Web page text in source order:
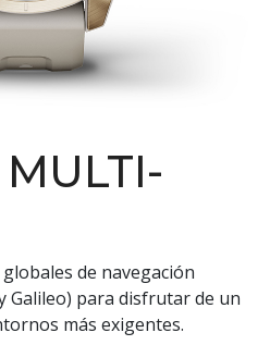
de navegación
Galileo) para disfrutar de un
más exigentes.